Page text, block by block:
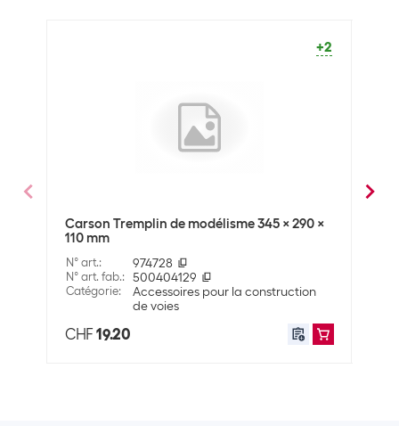
40 mm
0.023625 m3
10.5 x 25 x 90 cm
+2
Carson Tremplin de modélisme 345 x 290 x
110 mm
N° art.: 974728
N° art. fab.: 500404129
Catégorie:
Accessoires pour la construction
de voies
CHF 19.20